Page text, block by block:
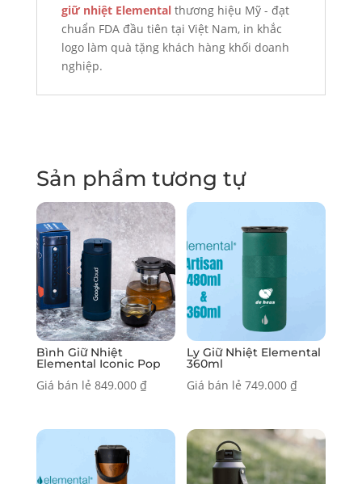
giữ nhiệt Elementalthương hiệu Mỹ - đạt
chuẩn FDA đầu tiên tại Việt Nam, in khắc
logo làm quà tặng khách hàng khối doanh
nghiệp.
Sản phẩm tương tự
Bình Giữ Nhiệt
Elemental Iconic Pop
Giá bán lẻ 849.000 ₫
Ly Giữ Nhiệt Elemental
360ml
Giá bán lẻ749.000₫